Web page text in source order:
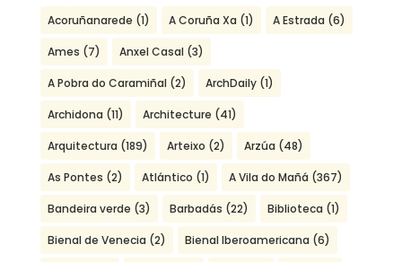
Acoruñanarede (1) A Coruña Xa (1) A Estrada (6)
Ames (7) Anxel Casal (3)
A Pobra do Caramiñal (2) ArchDaily(1)
Archidona (11) Architecture (41)
Arquitectura (189) Arteixo (2) Arzúa (48)
As Pontes (2) Atlántico (1) A Vila do Mañá (367)
Bandeira verde (3) Barbadás (22) Biblioteca (1)
Bienal de Venecia (2) Bienal Iberoamericana (6)